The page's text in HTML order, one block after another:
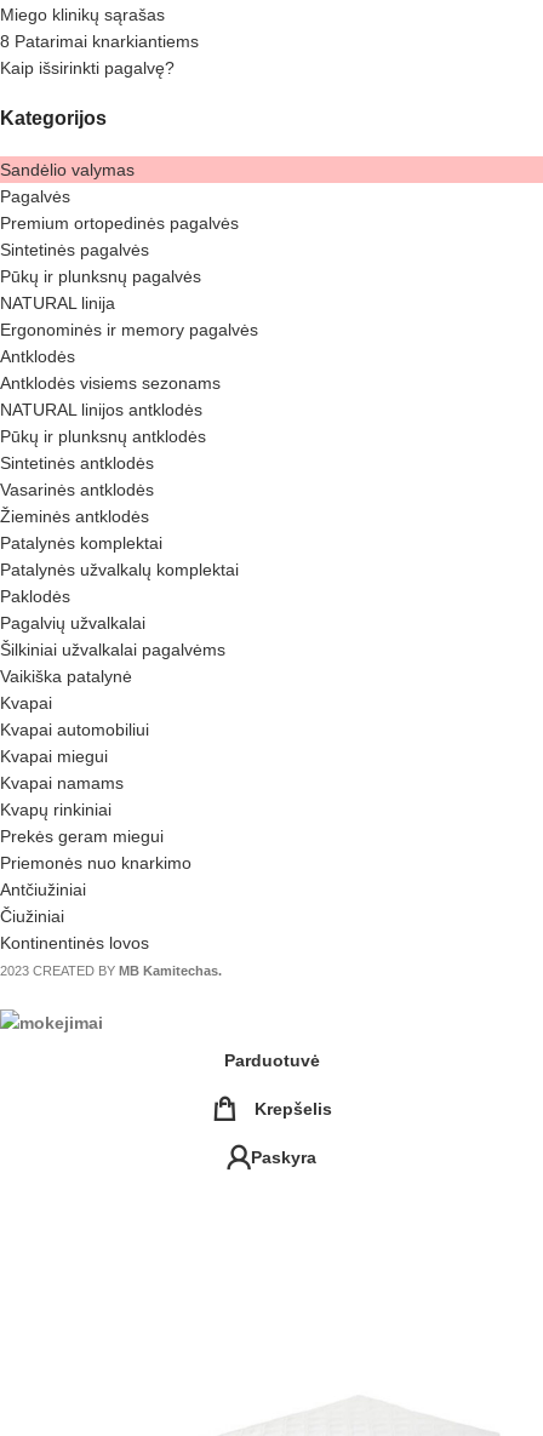
Miego klinikų sąrašas
8 Patarimai knarkiantiems
Kaip išsirinkti pagalvę?
Kategorijos
Sandėlio valymas
Pagalvės
Premium ortopedinės pagalvės
Sintetinės pagalvės
Pūkų ir plunksnų pagalvės
NATURAL linija
Ergonominės ir memory pagalvės
Antklodės
Antklodės visiems sezonams
NATURAL linijos antklodės
Pūkų ir plunksnų antklodės
Sintetinės antklodės
Vasarinės antklodės
Žieminės antklodės
Patalynės komplektai
Patalynės užvalkalų komplektai
Paklodės
Pagalvių užvalkalai
Šilkiniai užvalkalai pagalvėms
Vaikiška patalynė
Kvapai
Kvapai automobiliui
Kvapai miegui
Kvapai namams
Kvapų rinkiniai
Prekės geram miegui
Priemonės nuo knarkimo
Antčiužiniai
Čiužiniai
Kontinentinės lovos
2023 CREATED BY MB Kamitechas.
Parduotuvė
Krepšelis
Paskyra